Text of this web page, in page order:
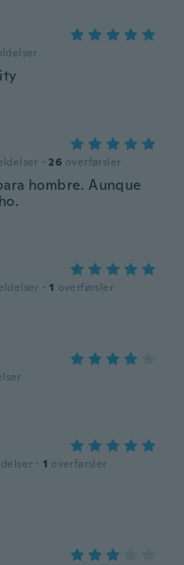
· 26 overførsler
hombre. Aunque
· 1 overførsler
· 1 overførsler